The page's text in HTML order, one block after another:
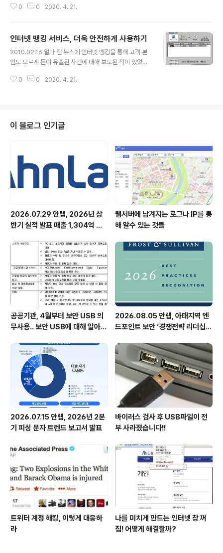
설치에 3~4만원이나 받는다며 두 번만 A/S를 받으면 OS
항에 따른 관리가 필요하다. 조카들의 성장과정을 보면서
필요했던 것들을 2회에 걸쳐 알아보도록 하자. 1. 영유아기
의 아이들의 행동은 예측하기 어렵다. 가정에서도 백업이
를 보면 키보드를 누르면 뭔가 화면에 변화가 생기는 것을
0 0 2020. 4. 21.
인터넷 뱅킹 서비스, 더욱 안전하게 사용하기
2010.02.16 얼마 전 뉴스에 인터넷 뱅킹을 통해 고객 본
인도 모르게 돈이 유출된 사건에 대해 보도된 적이 있었다.
내 업체의 IP를 경유하는 이른바 'IP세탁'을 했고, 컴퓨터
원이 빠져나간 것으로 보도되었다. 그들은 해킹한 아이디
와 패스워드로 피해자의 웹메일 사이트에 접속을 했고, 그
이 범죄대상이 되었다. 웹메일에는 절대로 보안카드와 공
인인증서 정보를 남기면 안된다. 대부분의 인터넷 사용자
는 사이트마다 아이디와 패스워..
0 0 2020. 4. 21.
이 블로그 인기글
2026.07.29 안랩, 2026년 상
반기 실적 발표 매출 1,304억 원,
웹서버에 남겨지는 로그나 IP를 통
해 알수 있는 것들
공공기관, 4월부터 보안 USB 의
무사용.. 보안 USB에 대해 알아봅
2026.08.05 안랩, 아태지역 엔
드포인트 보안 ‘경쟁전략 리더십’
2026.07.15 안랩, 2026년 2분
기 피싱 문자 트렌드 보고서 발표
바이러스 검사 후 USB파일이 전
부 사라졌습니다!!
트위터 계정 해킹, 이렇게 대응하
라
나를 미치게 만드는 인터넷 창 꺼
짐! 어떻게 해결할까?